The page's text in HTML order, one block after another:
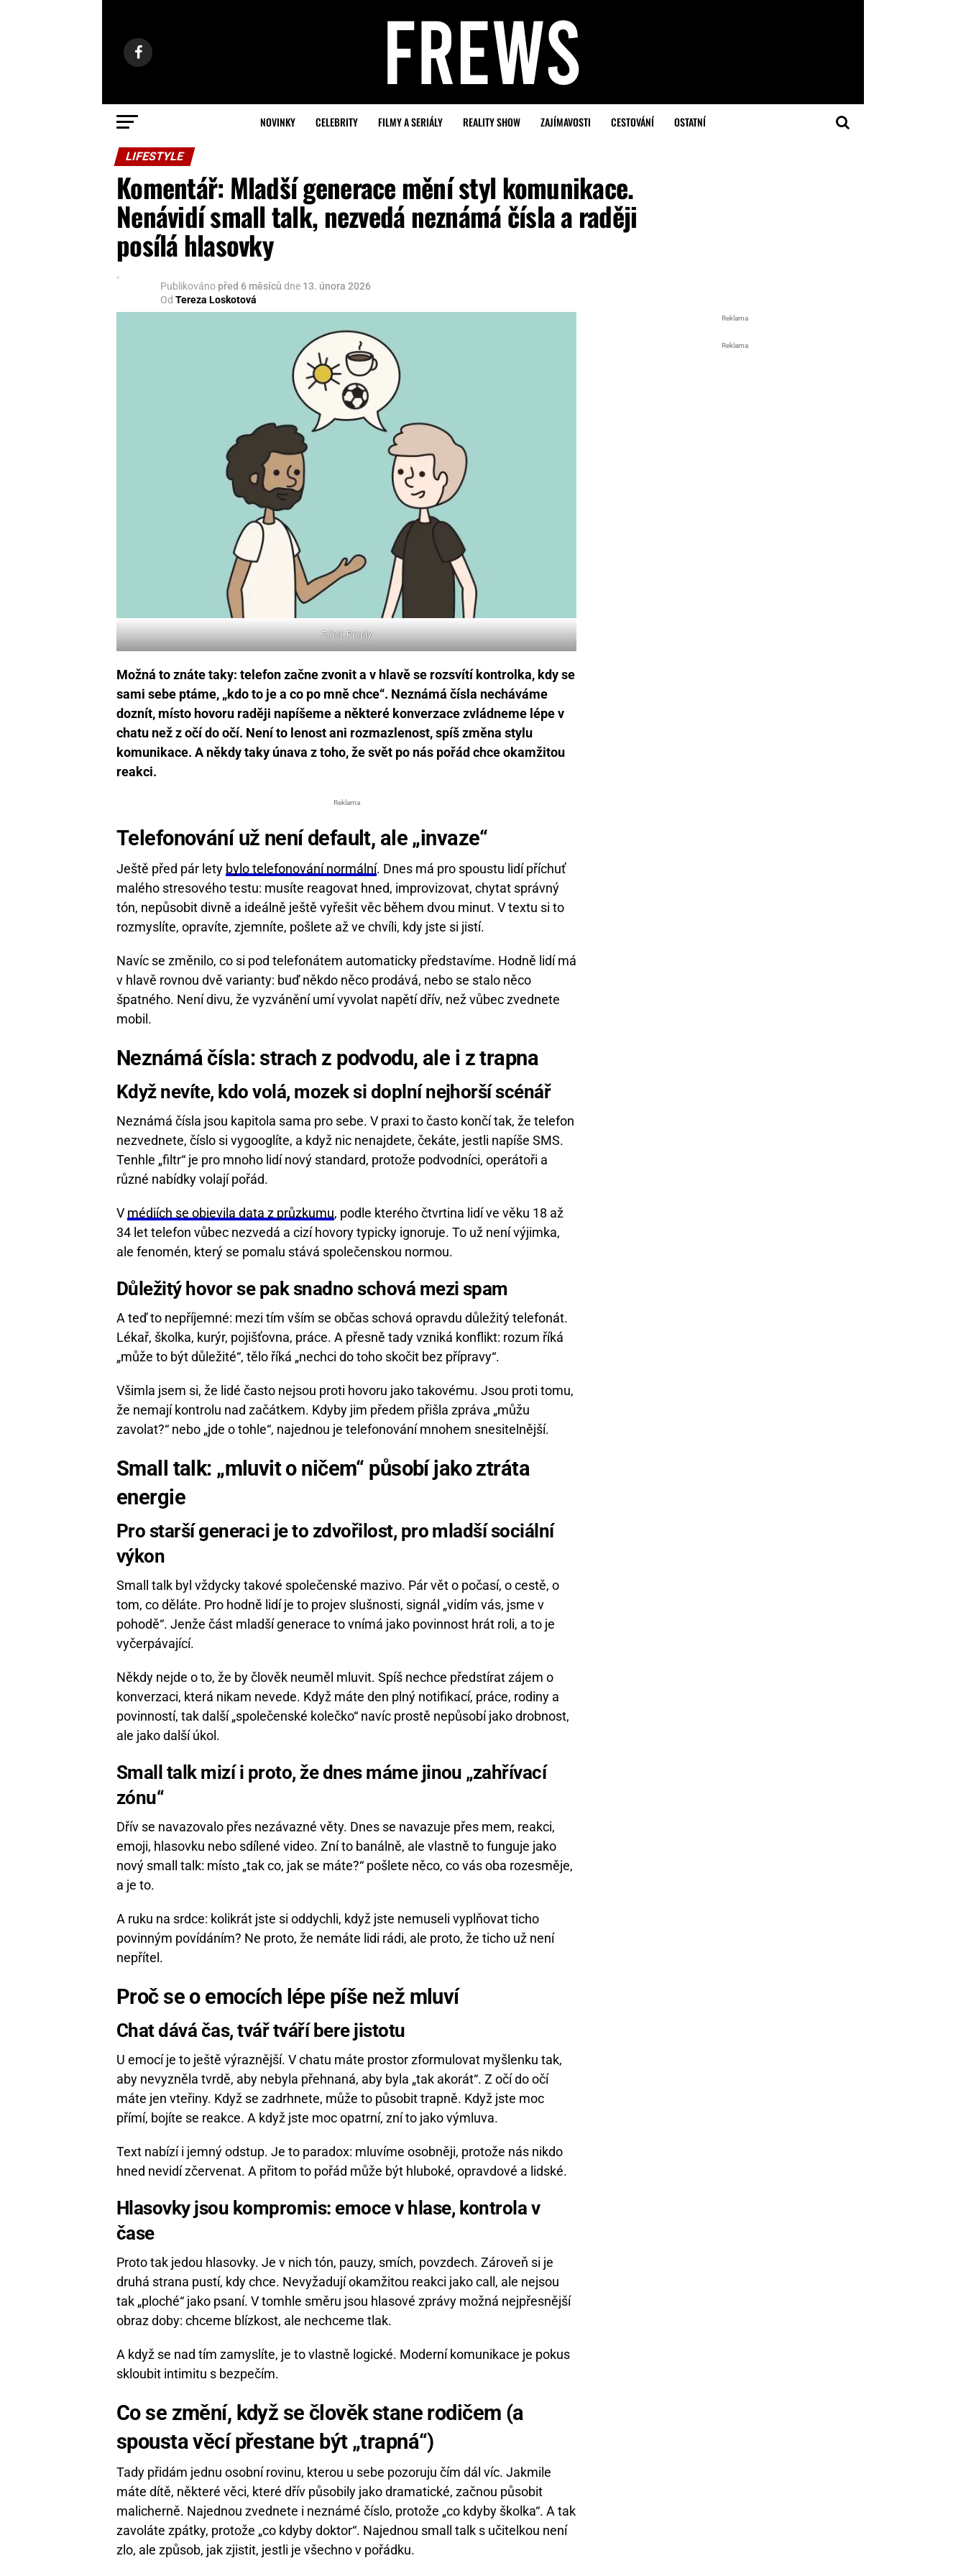
NOVINKY CELEBRITY FILMY A SERIÁLY REALITY SHOW ZAJÍMAVOSTI CESTOVÁNÍ OSTATNÍ
LIFESTYLE
Komentář: Mladší generace mění styl komunikace.
Nenávidí small talk, nezvedá neznámá čísla a raději
posílá hlasovky
Publikováno před 6 měsíců dne 13. února 2026
Od Tereza Loskotová
Zdroj: Preply
Možná to znáte taky: telefon začne zvonit a v hlavě se rozsvítí kontrolka, kdy se
sami sebe ptáme, „kdo to je a co po mně chce“. Neznámá čísla necháváme
doznít, místo hovoru raději napíšeme a některé konverzace zvládneme lépe v
chatu než z očí do očí. Není to lenost ani rozmazlenost, spíš změna stylu
komunikace. A někdy taky únava z toho, že svět po nás pořád chce okamžitou
reakci.
Reklama
Telefonování už není default, ale „invaze“
Ještě před pár lety bylo telefonování normální. Dnes má pro spoustu lidí příchuť
malého stresového testu: musíte reagovat hned, improvizovat, chytat správný
tón, nepůsobit divně a ideálně ještě vyřešit věc během dvou minut. V textu si to
rozmyslíte, opravíte, zjemníte, pošlete až ve chvíli, kdy jste si jistí.
Navíc se změnilo, co si pod telefonátem automaticky představíme. Hodně lidí má
v hlavě rovnou dvě varianty: buď někdo něco prodává, nebo se stalo něco
špatného. Není divu, že vyzvánění umí vyvolat napětí dřív, než vůbec zvednete
mobil.
Neznámá čísla: strach z podvodu, ale i z trapna
Když nevíte, kdo volá, mozek si doplní nejhorší scénář
Neznámá čísla jsou kapitola sama pro sebe. V praxi to často končí tak, že telefon
nezvednete, číslo si vygooglíte, a když nic nenajdete, čekáte, jestli napíše SMS.
Tenhle „filtr“ je pro mnoho lidí nový standard, protože podvodníci, operátoři a
různé nabídky volají pořád.
V médiích se objevila data z průzkumu, podle kterého čtvrtina lidí ve věku 18 až
34 let telefon vůbec nezvedá a cizí hovory typicky ignoruje. To už není výjimka,
ale fenomén, který se pomalu stává společenskou normou.
Důležitý hovor se pak snadno schová mezi spam
A teď to nepříjemné: mezi tím vším se občas schová opravdu důležitý telefonát.
Lékař, školka, kurýr, pojišťovna, práce. A přesně tady vzniká konflikt: rozum říká
„může to být důležité“, tělo říká „nechci do toho skočit bez přípravy“.
Všimla jsem si, že lidé často nejsou proti hovoru jako takovému. Jsou proti tomu,
že nemají kontrolu nad začátkem. Kdyby jim předem přišla zpráva „můžu
zavolat?“ nebo „jde o tohle“, najednou je telefonování mnohem snesitelnější.
Small talk: „mluvit o ničem“ působí jako ztráta
energie
Pro starší generaci je to zdvořilost, pro mladší sociální
výkon
Small talk byl vždycky takové společenské mazivo. Pár vět o počasí, o cestě, o
tom, co děláte. Pro hodně lidí je to projev slušnosti, signál „vidím vás, jsme v
pohodě“. Jenže část mladší generace to vnímá jako povinnost hrát roli, a to je
vyčerpávající.
Někdy nejde o to, že by člověk neuměl mluvit. Spíš nechce předstírat zájem o
konverzaci, která nikam nevede. Když máte den plný notifikací, práce, rodiny a
povinností, tak další „společenské kolečko“ navíc prostě nepůsobí jako drobnost,
ale jako další úkol.
Small talk mizí i proto, že dnes máme jinou „zahřívací
zónu“
Dřív se navazovalo přes nezávazné věty. Dnes se navazuje přes mem, reakci,
emoji, hlasovku nebo sdílené video. Zní to banálně, ale vlastně to funguje jako
nový small talk: místo „tak co, jak se máte?“ pošlete něco, co vás oba rozesměje,
a je to.
A ruku na srdce: kolikrát jste si oddychli, když jste nemuseli vyplňovat ticho
povinným povídáním? Ne proto, že nemáte lidi rádi, ale proto, že ticho už není
nepřítel.
Proč se o emocích lépe píše než mluví
Chat dává čas, tvář tváří bere jistotu
U emocí je to ještě výraznější. V chatu máte prostor zformulovat myšlenku tak,
aby nevyzněla tvrdě, aby nebyla přehnaná, aby byla „tak akorát“. Z očí do očí
máte jen vteřiny. Když se zadrhnete, může to působit trapně. Když jste moc
přímí, bojíte se reakce. A když jste moc opatrní, zní to jako výmluva.
Text nabízí i jemný odstup. Je to paradox: mluvíme osobněji, protože nás nikdo
hned nevidí zčervenat. A přitom to pořád může být hluboké, opravdové a lidské.
Hlasovky jsou kompromis: emoce v hlase, kontrola v
čase
Proto tak jedou hlasovky. Je v nich tón, pauzy, smích, povzdech. Zároveň si je
druhá strana pustí, kdy chce. Nevyžadují okamžitou reakci jako call, ale nejsou
tak „ploché“ jako psaní. V tomhle směru jsou hlasové zprávy možná nejpřesnější
obraz doby: chceme blízkost, ale nechceme tlak.
A když se nad tím zamyslíte, je to vlastně logické. Moderní komunikace je pokus
skloubit intimitu s bezpečím.
Co se změní, když se člověk stane rodičem (a
spousta věcí přestane být „trapná“)
Tady přidám jednu osobní rovinu, kterou u sebe pozoruju čím dál víc. Jakmile
máte dítě, některé věci, které dřív působily jako dramatické, začnou působit
malicherně. Najednou zvednete i neznámé číslo, protože „co kdyby školka“. A tak
zavoláte zpátky, protože „co kdyby doktor“. Najednou small talk s učitelkou není
zlo, ale způsob, jak zjistit, jestli je všechno v pořádku.
Reklama
Reklama